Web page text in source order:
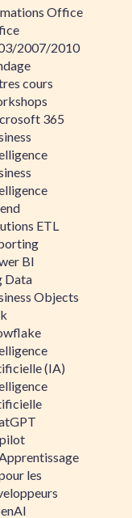
Office
2007/2010
cours
365
ETL
BI
Data
Objects
(IA)
les